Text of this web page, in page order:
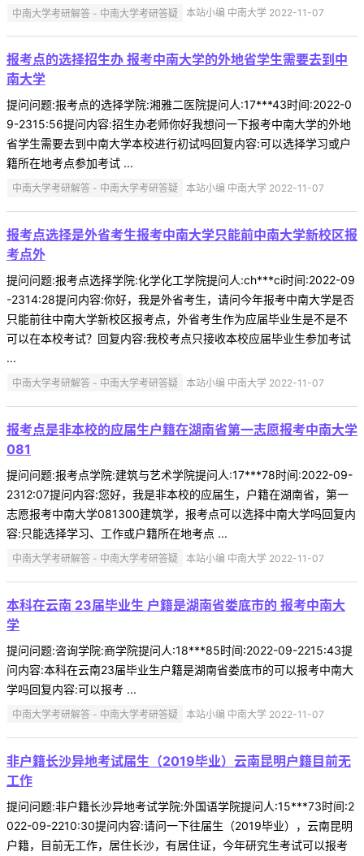
中南大学考研解答 - 中南大学考研答疑 本站小编 中南大学 2022-11-07
报考点的选择招生办 报考中南大学的外地省学生需要去到中
南大学
提问问题:报考点的选择学院:湘雅二医院提问人:17***43时间:2022-0
9-2315:56提问内容:招生办老师你好我想问一下报考中南大学的外地
省学生需要去到中南大学本校进行初试吗回复内容:可以选择学习或户
籍所在地考点参加考试 ...
中南大学考研解答 - 中南大学考研答疑 本站小编 中南大学 2022-11-07
报考点选择是外省考生报考中南大学只能前中南大学新校区报
考点外
提问问题:报考点选择学院:化学化工学院提问人:ch***ci时间:2022-09
-2314:28提问内容:你好，我是外省考生，请问今年报考中南大学是否
只能前往中南大学新校区报考点，外省考生作为应届毕业生是不是不
可以在本校考试？回复内容:我校考点只接收本校应届毕业生参加考试
...
中南大学考研解答 - 中南大学考研答疑 本站小编 中南大学 2022-11-07
报考点是非本校的应届生户籍在湖南省第一志愿报考中南大学
081
提问问题:报考点学院:建筑与艺术学院提问人:17***78时间:2022-09-
2312:07提问内容:您好，我是非本校的应届生，户籍在湖南省，第一
志愿报考中南大学081300建筑学，报考点可以选择中南大学吗回复内
容:只能选择学习、工作或户籍所在地考点 ...
中南大学考研解答 - 中南大学考研答疑 本站小编 中南大学 2022-11-07
本科在云南 23届毕业生 户籍是湖南省娄底市的 报考中南大
学
提问问题:咨询学院:商学院提问人:18***85时间:2022-09-2215:43提
问内容:本科在云南23届毕业生户籍是湖南省娄底市的可以报考中南大
学吗回复内容:可以报考 ...
中南大学考研解答 - 中南大学考研答疑 本站小编 中南大学 2022-11-07
非户籍长沙异地考试届生（2019毕业）云南昆明户籍目前无
工作
提问问题:非户籍长沙异地考试学院:外国语学院提问人:15***73时间:2
022-09-2210:30提问内容:请问一下往届生（2019毕业），云南昆明
户籍，目前无工作，居住长沙，有居住证，今年研究生考试可以报考